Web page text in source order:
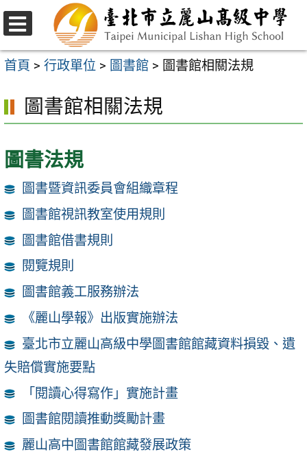
跳
至
主
內
容
區
選
單
首頁 > 行政單位 > 圖書館 > 圖書館相關法規
圖書館相關法規
圖書法規
圖書暨資訊委員會組織章程
圖書館視訊教室使用規則
圖書館借書規則
閱覽規則
圖書館義工服務辦法
《麗山學報》出版實施辦法
臺北市立麗山高級中學圖書館館藏資料損毀、遺
失賠償實施要點
「閱讀心得寫作」實施計畫
圖書館閱讀推動獎勵計畫
麗山高中圖書館館藏發展政策